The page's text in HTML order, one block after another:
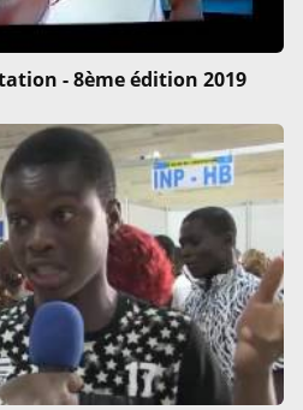
- 8ème édition 2019